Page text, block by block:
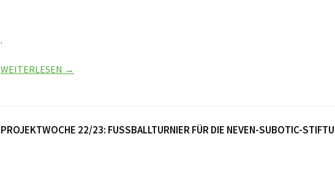
.
WEITERLESEN →
PROJEKTWOCHE 22/23: FUSSBALLTURNIER FÜR DIE NEVEN-SUBOTIC-